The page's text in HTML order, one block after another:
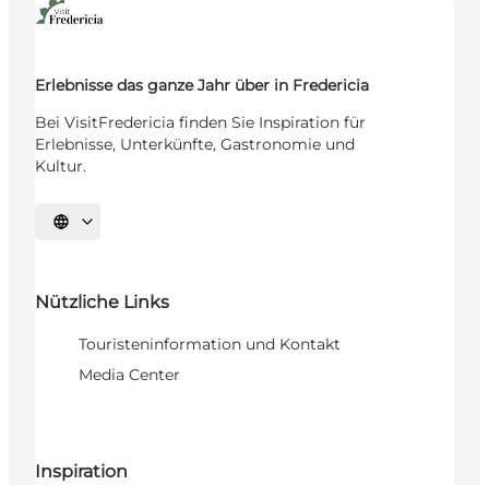
Erlebnisse das ganze Jahr über in Fredericia
Bei VisitFredericia finden Sie Inspiration für
Erlebnisse, Unterkünfte, Gastronomie und
Kultur.
Sprache auswählen
Nützliche Links
Touristeninformation und Kontakt
Media Center
Inspiration